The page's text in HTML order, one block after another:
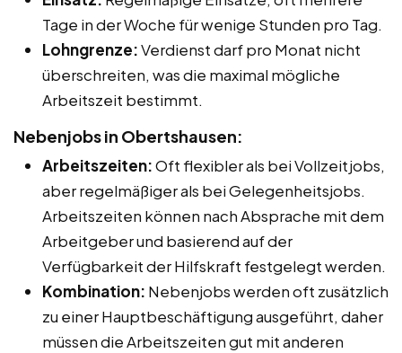
Tage in der Woche für wenige Stunden pro Tag.
Lohngrenze:Verdienst darf pro Monat nicht
überschreiten, was die maximal mögliche
Arbeitszeit bestimmt.
Nebenjobs in Obertshausen:
Arbeitszeiten:Oft flexibler als bei Vollzeitjobs,
aber regelmäßiger als bei Gelegenheitsjobs.
Arbeitszeiten können nach Absprache mit dem
Arbeitgeber und basierend auf der
Verfügbarkeit der Hilfskraft festgelegt werden.
Kombination: Nebenjobs werden oft zusätzlich
zu einer Hauptbeschäftigung ausgeführt, daher
müssen die Arbeitszeiten gut mit anderen